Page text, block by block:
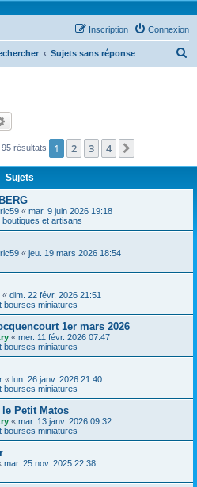
Connexion
Inscription
Sujets sans réponse
c
résultats 1 2 3 4
Sujets
« mar. 9 juin 2026 19:18
et artisans
« jeu. 19 mars 2026 18:54
« dim. 22 févr. 2026 21:51
bourses miniatures
1er mars 2026
« mer. 11 févr. 2026 07:47
bourses miniatures
« lun. 26 janv. 2026 21:40
bourses miniatures
Petit Matos
« mar. 13 janv. 2026 09:32
bourses miniatures
mar. 25 nov. 2025 22:38